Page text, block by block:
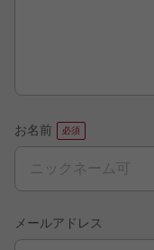
お名前
メールアドレス